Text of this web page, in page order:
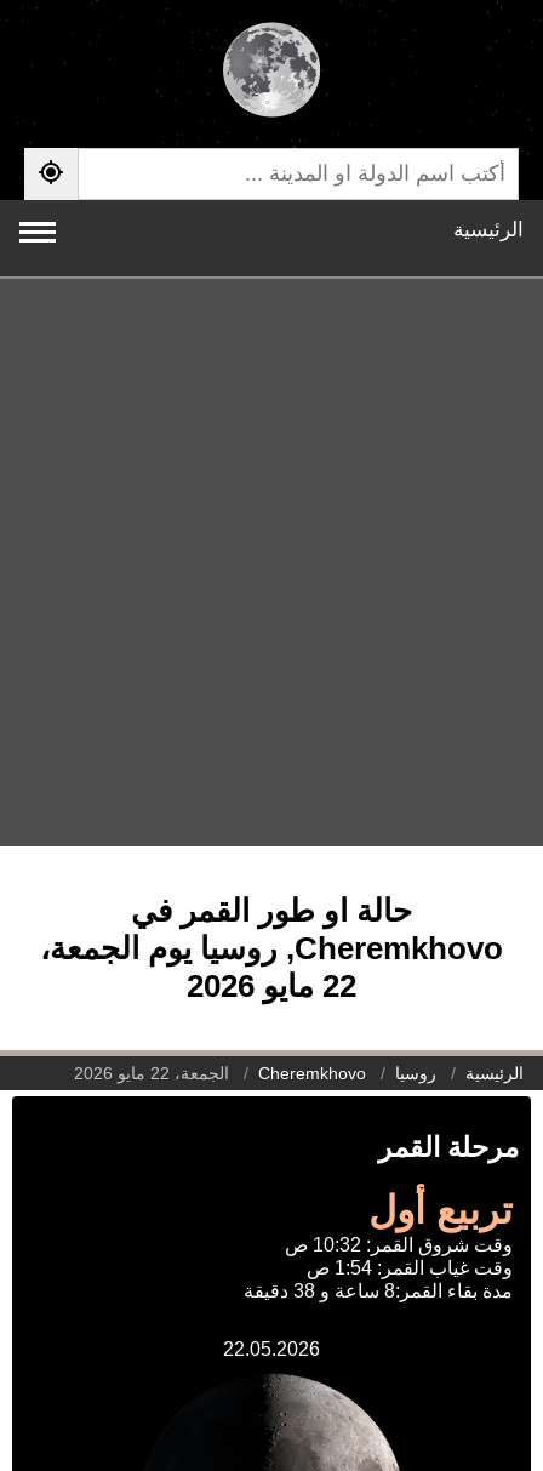
الرئيسية
حالة او طور القمر في
Cheremkhovo, روسيا يوم الجمعة،
22 مايو 2026
الرئيسية روسيا Cheremkhovo الجمعة، 22 مايو 2026
مرحلة القمر
تربيع أول
وقت شروق القمر: 10:32 ص
وقت غياب القمر: 1:54 ص
مدة بقاء القمر:8 ساعة و 38 دقيقة
22.05.2026